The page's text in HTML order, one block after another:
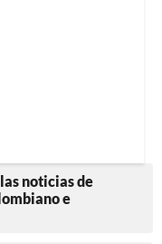
noticias de
e